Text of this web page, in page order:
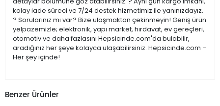
kolay iade süreci ve 7/24 destek hizmetimiz ile yanınızdayız.
? Sorularınız mı var? Bize ulaşmaktan çekinmeyin! Geniş ürün
yelpazemizle; elektronik, yapı market, hırdavat, ev gereçleri,
otomotiv ve daha fazlasını Hepsicinde.com'da bulabilir,
aradığınız her şeye kolayca ulaşabilirsiniz. Hepsicinde.com –
Her şey içinde!
Benzer Ürünler